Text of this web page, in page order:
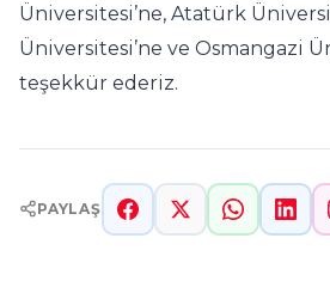
Üniversitesi’ne, Atatürk
Üniversitesi’ne ve Osmangazi
teşekkür ederiz.
PAYLAŞ